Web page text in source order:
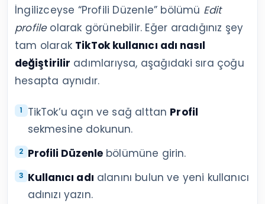
İngilizceyse “Profili Düzenle” bölümü Edit
profileolarak görünebilir. Eğer aradığınız şey
tam olarak TikTok kullanıcı adı nasıl
değiştirilir adımlarıysa, aşağıdaki sıra çoğu
hesapta aynıdır.
TikTok’u açın ve sağ alttan Profil
sekmesine dokunun.
Profili Düzenlebölümüne girin.
Kullanıcı adı alanını bulun ve yeni kullanıcı
adınızı yazın.